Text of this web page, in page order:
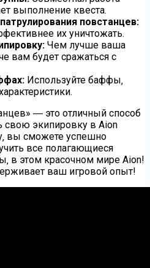
выполнение квеста.
повстанцев:
их уничтожать.
Чем лучше ваша
вам будет сражаться с
Используйте баффы‚
― это отличный способ
свою экипировку в Aion
вы сможете успешно
все полагающиеся
в этом красочном мире Aion!
ваш игровой опыт!